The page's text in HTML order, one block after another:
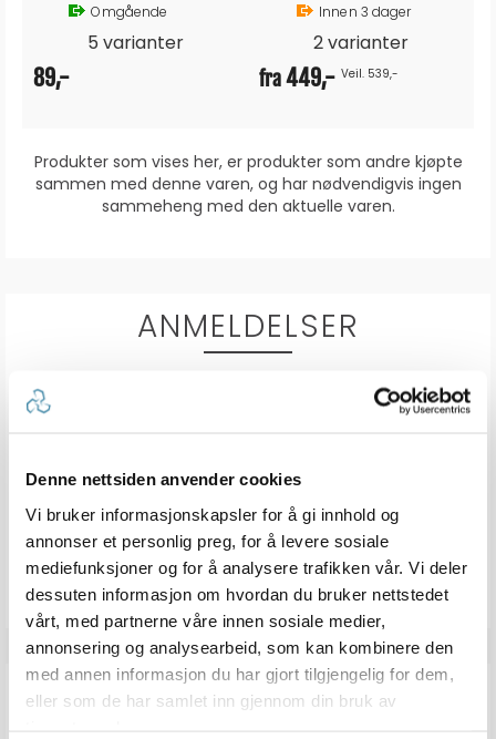
Denne nettsiden anvender cookies
Vi bruker informasjonskapsler for å gi innhold og
annonser et personlig preg, for å levere sosiale
mediefunksjoner og for å analysere trafikken vår. Vi deler
dessuten informasjon om hvordan du bruker nettstedet
vårt, med partnerne våre innen sosiale medier,
annonsering og analysearbeid, som kan kombinere den
med annen informasjon du har gjort tilgjengelig for dem,
eller som de har samlet inn gjennom din bruk av
Omgående
5 varianter
89,-
Innen 3 dager
2 varianter
fra449,- Veil. 539,-
Produkter som vises her, er produkter som andre kjøpte
sammen med denne varen, og har nødvendigvis ingen
sammeheng med den aktuelle varen.
ANMELDELSER
Karakter: 1 av 5 mulige
0stemmer
0.0
Vær oppmerksom på at noen kunder gir en rating uten å skrive en
review, og at antallet ratings derfor vil være forskjellig fra antall
Q & A